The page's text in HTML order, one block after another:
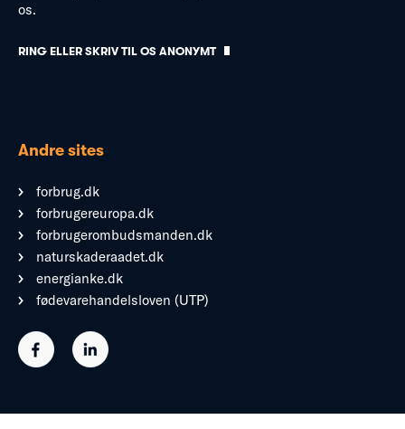
os.
RING ELLER SKRIV TIL OS ANONYMT
Andre sites
forbrug.dk
forbrugereuropa.dk
forbrugerombudsmanden.dk
naturskaderaadet.dk
energianke.dk
fødevarehandelsloven (UTP)